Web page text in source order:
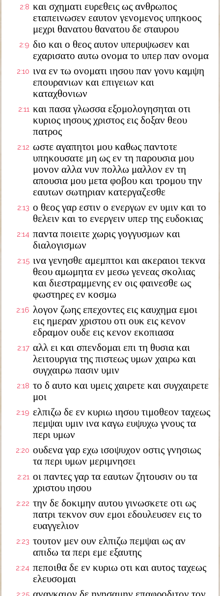
2:8 και σχηματι ευρεθεις ως ανθρωπος
εταπεινωσεν εαυτον γενομενος υπηκοος
μεχρι θανατου θανατου δε σταυρου
2:9 διο και ο θεος αυτον υπερυψωσεν και
εχαρισατο αυτω ονομα το υπερ παν ονομα
2:10 ινα εν τω ονοματι ιησου παν γονυ καμψη
επουρανιων και επιγειων και
καταχθονιων
2:11 και πασα γλωσσα εξομολογησηται οτι
κυριος ιησους χριστος εις δοξαν θεου
πατρος
2:12 ωστε αγαπητοι μου καθως παντοτε
υπηκουσατε μη ως εν τη παρουσια μου
μονον αλλα νυν πολλω μαλλον εν τη
απουσια μου μετα φοβου και τρομου την
εαυτων σωτηριαν κατεργαζεσθε
2:13 ο θεος γαρ εστιν ο ενεργων εν υμιν και το
θελειν και το ενεργειν υπερ της ευδοκιας
2:14 παντα ποιειτε χωρις γογγυσμων και
διαλογισμων
2:15 ινα γενησθε αμεμπτοι και ακεραιοι τεκνα
θεου αμωμητα εν μεσω γενεας σκολιας
και διεστραμμενης εν οις φαινεσθε ως
φωστηρες εν κοσμω
2:16 λογον ζωης επεχοντες εις καυχημα εμοι
εις ημεραν χριστου οτι ουκ εις κενον
εδραμον ουδε εις κενον εκοπιασα
2:17 αλλ ει και σπενδομαι επι τη θυσια και
λειτουργια της πιστεως υμων χαιρω και
συγχαιρω πασιν υμιν
2:18 το δ αυτο και υμεις χαιρετε και συγχαιρετε
μοι
2:19 ελπιζω δε εν κυριω ιησου τιμοθεον ταχεως
πεμψαι υμιν ινα καγω ευψυχω γνους τα
περι υμων
2:20 ουδενα γαρ εχω ισοψυχον οστις γνησιως
τα περι υμων μεριμνησει
2:21 οι παντες γαρ τα εαυτων ζητουσιν ου τα
χριστου ιησου
2:22 την δε δοκιμην αυτου γινωσκετε οτι ως
πατρι τεκνον συν εμοι εδουλευσεν εις το
ευαγγελιον
2:23 τουτον μεν ουν ελπιζω πεμψαι ως αν
απιδω τα περι εμε εξαυτης
2:24 πεποιθα δε εν κυριω οτι και αυτος ταχεως
ελευσομαι